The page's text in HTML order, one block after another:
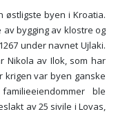
østligste byen i Kroatia.
bygging av klostre og
under navnet Ujlaki.
Nikola av Ilok, som har
krigen var byen ganske
ble
av 25 sivile i Lovas,